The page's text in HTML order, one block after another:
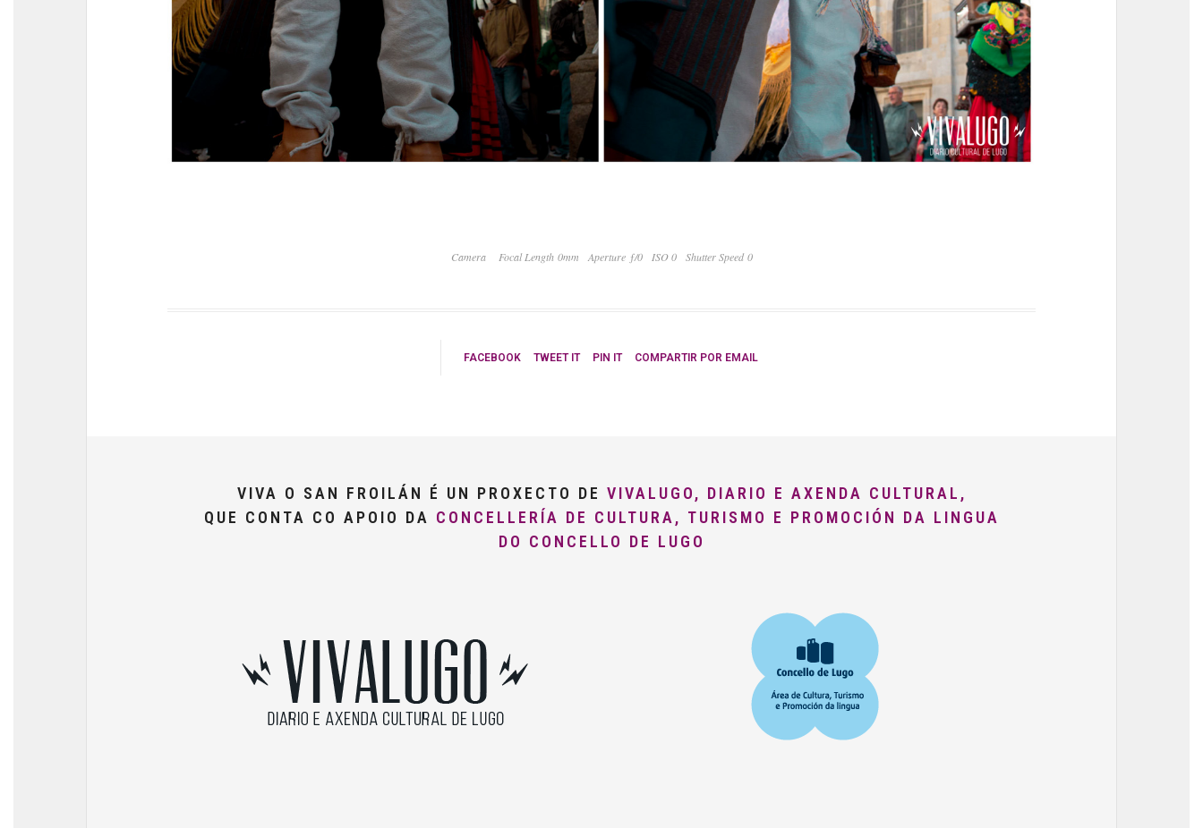
Camera Focal Length 0mm Aperture ƒ/0 ISO 0 Shutter Speed 0
FACEBOOK TWEET IT PIN IT COMPARTIR POR EMAIL
VIVA O SAN FROILÁN É UN PROXECTO DE VIVALUGO, DIARIO E AXENDA CULTURAL,
QUE CONTA CO APOIO DA CONCELLERÍA DE CULTURA, TURISMO E PROMOCIÓN DA LINGUA
DO CONCELLO DE LUGO